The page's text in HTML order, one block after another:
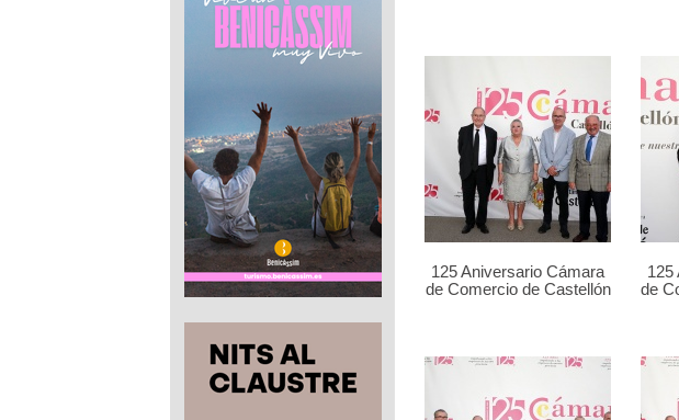
125 Aniversario Cámara
de Comercio de Castellón
125
de